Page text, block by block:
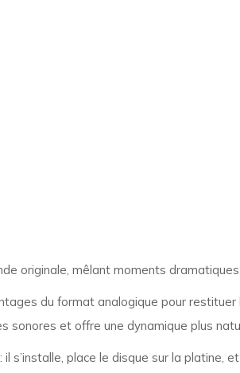
originale, mêlant moments
du format analogique pour
sonores et offre une dynamique plus
s’installe, place le disque sur la